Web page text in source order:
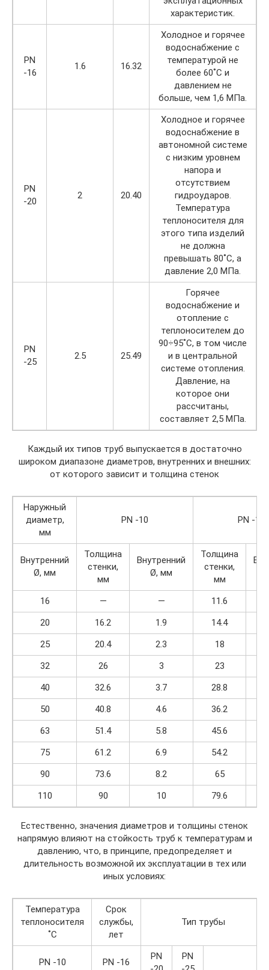
характеристик.
PN
-16
1.6 16.32
Холодное и горячее
водоснабжение с
температурой не
более 60˚С и
давлением не
больше, чем 1,6 МПа.
PN
-20
2 20.40
Холодное и горячее
водоснабжение в
автономной системе
с низким уровнем
напора и
отсутствием
гидроударов.
Температура
теплоносителя для
этого типа изделий
не должна
превышать 80˚С, а
давление 2,0 МПа.
PN
-25
2.5 25.49
Горячее
водоснабжение и
отопление с
теплоносителем до
90÷95˚С, в том числе
и в центральной
системе отопления.
Давление, на
которое они
рассчитаны,
составляет 2,5 МПа.
Каждый их типов труб выпускается в достаточно
широком диапазоне диаметров, внутренних и внешних:
от которого зависит и толщина стенок
Наружный
диаметр,
мм
PN -10 PN -16
Внутренний
Ø, мм
Толщина
стенки,
мм
Внутренний
Ø, мм
Толщина
стенки,
мм
16 — —
11.6
20
16.2 1.9
14.4
25
20.4 2.3
18
32
26 3
23
40
32.6 3.7
28.8
50
40.8 4.6
36.2
63
51.4 5.8
45.6
75
61.2 6.9
54.2
90
73.6 8.2
65
110
90 10 79.6
Естественно, значения диаметров и толщины стенок
напрямую влияют на стойкость труб к температурам и
давлению, что, в принципе, предопределяет и
длительность возможной их эксплуатации в тех или
иных условиях:
Температура
теплоносителя
˚С
Срок
службы,
лет
Тип трубы
PN -10 PN -16
PN
PN